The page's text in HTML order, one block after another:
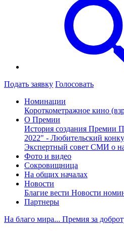
Подать заявку Голосовать
Номинации
Короткометражное кино
О Премии
История создания Премии
2022" - Любительский
Экспертный совет СМИ о
Фото и видео
Сокровищница
На общих началах
Новости
Благие вести Новости
Партнеры
На благо мира... Премия за